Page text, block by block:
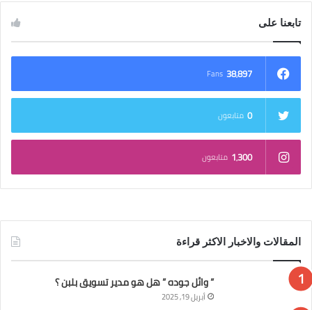
تابعنا على
38٬897 Fans
0 متابعون
1٬300 متابعون
المقالات والاخبار الاكثر قراءة
” وائل جوده ” هل هو مدير تسويق بلبن ؟
أبريل 19, 2025